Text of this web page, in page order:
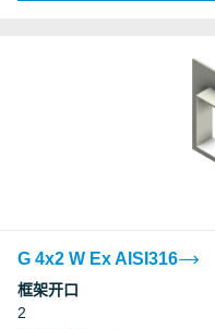
G 4x2 W Ex AISI316
框架开口
2